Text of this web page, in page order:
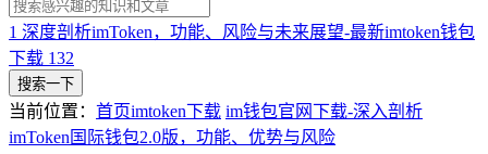
1 深度剖析imToken，功能、风险与未来展望-最新imtoken钱包
下载 132
搜索一下
当前位置： 首页imtoken下载 im钱包官网下载-深入剖析
imToken国际钱包2.0版，功能、优势与风险